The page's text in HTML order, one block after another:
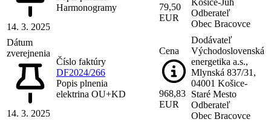
14. 3. 2025
Harmonogramy
79,50
EUR
Košice-Juh
Odberateľ
Obec Bracovce
Dátum
zverejnenia
14. 3. 2025
Číslo faktúry
DF2024/266
Popis plnenia
elektrina OU+KD
Cena
968,83
EUR
Dodávateľ
Východoslovenská
energetika a.s.,
Mlynská 837/31,
04001 Košice-
Staré Mesto
Odberateľ
Obec Bracovce